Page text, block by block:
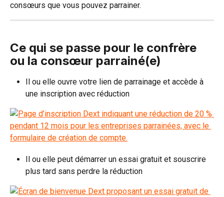
consœurs que vous pouvez parrainer.
Ce qui se passe pour le confrère
ou la consœur parrainé(e)
Il ou elle ouvre votre lien de parrainage et accède à
une inscription avec réduction
Il ou elle peut démarrer un essai gratuit et souscrire
plus tard sans perdre la réduction